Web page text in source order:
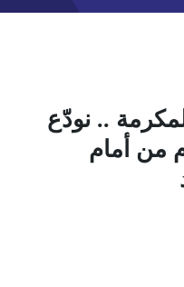
.. نودّع
من أمام